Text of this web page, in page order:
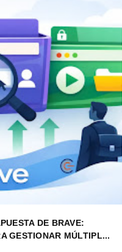
DE BRAVE:
GESTIONAR MÚLTIPL...